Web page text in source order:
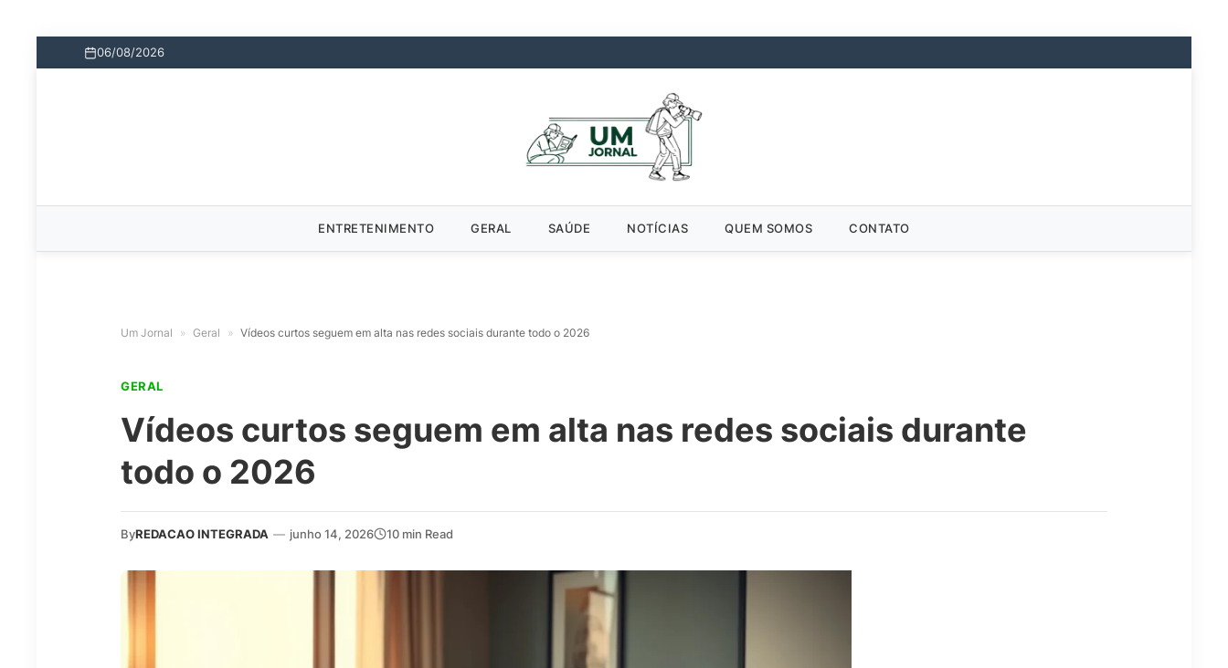
06/08/2026
ENTRETENIMENTO GERAL SAÚDE NOTÍCIAS QUEM SOMOS CONTATO
Um Jornal » Geral » Vídeos curtos seguem em alta nas redes sociais durante todo o 2026
GERAL
Vídeos curtos seguem em alta nas redes sociais durante
todo o 2026
ByREDACAO INTEGRADA — junho 14, 2026 10 min Read